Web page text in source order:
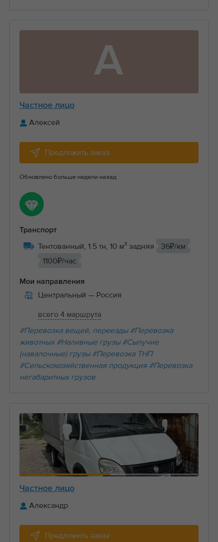
А
Частное лицо
Алексей
Предложить заказ
Обновлено больше недели назад
Транспорт
Тентованный, 1.5 тн, 10 м³ задняя
36₽/км
1100₽/час
Мои направления
Центральный — Россия
всего 4 маршрута
#Перевозка вещей, переезды #Перевозка
животных #Наливные грузы #Сыпучие
(навалочные) грузы #Перевозка ТНП
#Сельскохозяйственная продукция #Перевозка
негабаритных грузов
Частное лицо
Александр
Предложить заказ